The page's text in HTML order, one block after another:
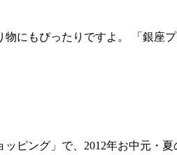
にもぴったりですよ。 「銀座
ピング」で、2012年お中元・夏